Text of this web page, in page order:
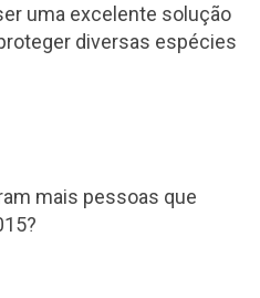
uma excelente solução
diversas espécies
mais pessoas que